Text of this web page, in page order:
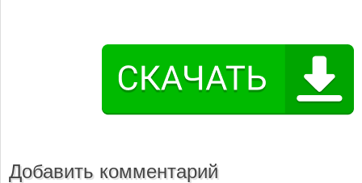
Добавить комментарий